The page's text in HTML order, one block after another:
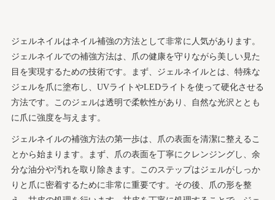
ジェルネイルはネイル補強の方法として非常に人気があります。
ジェルネイルでの補強方法は、爪の健康を守りながら美しい見た
目を実現するための技術です。まず、ジェルネイルとは、特殊な
ジェルを爪に塗布し、UVライトやLEDライトを使って硬化させる
方法です。このジェルは透明で柔軟性があり、自然な光沢ととも
に爪に強度を与えます。
ジェルネイルの補強方法の第一歩は、爪の表面を清潔に整えるこ
とから始まります。まず、爪の表面を丁寧にクレンジングし、余
分な油分や汚れを取り除きます。このステップはジェルがしっか
りと爪に密着するために非常に重要です。その後、爪の形を整